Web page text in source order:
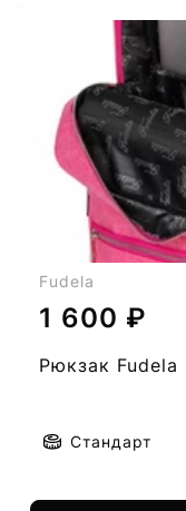
Fudela
1 600 ₽
Рюкзак
Стандарт